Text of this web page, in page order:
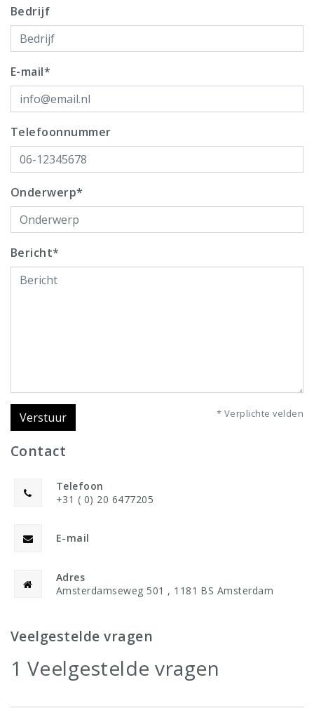
Bedrijf
E-mail*
Telefoonnummer
Onderwerp*
Bericht*
Verstuur * Verplichte velden
Contact
Telefoon
+31 ( 0) 20 6477205
E-mail
Adres
Amsterdamseweg 501 , 1181 BS Amsterdam
Veelgestelde vragen
1 Veelgestelde vragen